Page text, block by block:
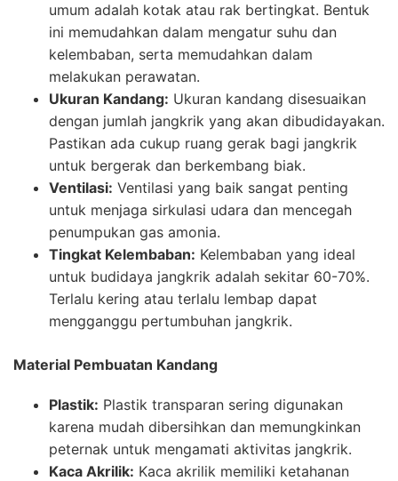
umum adalah kotak atau rak bertingkat. Bentuk
ini memudahkan dalam mengatur suhu dan
kelembaban, serta memudahkan dalam
melakukan perawatan.
Ukuran Kandang: Ukuran kandang disesuaikan
dengan jumlah jangkrik yang akan dibudidayakan.
Pastikan ada cukup ruang gerak bagi jangkrik
untuk bergerak dan berkembang biak.
Ventilasi: Ventilasi yang baik sangat penting
untuk menjaga sirkulasi udara dan mencegah
penumpukan gas amonia.
Tingkat Kelembaban: Kelembaban yang ideal
untuk budidaya jangkrik adalah sekitar 60-70%.
Terlalu kering atau terlalu lembap dapat
mengganggu pertumbuhan jangkrik.
Material Pembuatan Kandang
Plastik: Plastik transparan sering digunakan
karena mudah dibersihkan dan memungkinkan
peternak untuk mengamati aktivitas jangkrik.
Kaca Akrilik: Kaca akrilik memiliki ketahanan